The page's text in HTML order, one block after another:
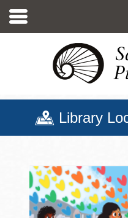
至
Library
三藩市公